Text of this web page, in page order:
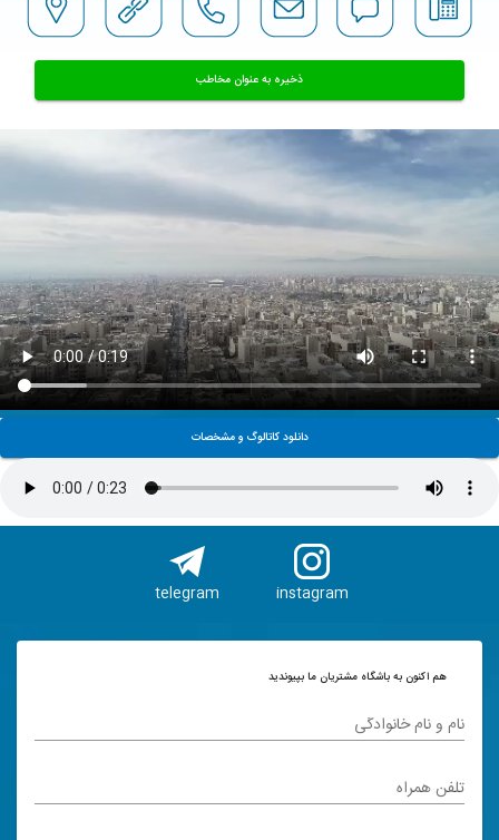
ذخیره به عنوان مخاطب
دانلود کاتالوگ و مشخصات
instagram
telegram
هم اکنون به باشگاه مشتریان ما بپیوندید
نام و نام خانوادگی
تلفن همراه